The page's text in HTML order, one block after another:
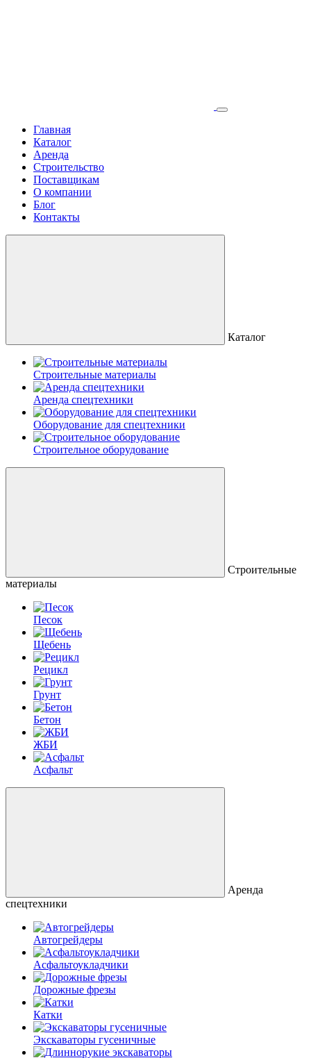
Главная
Каталог
Аренда
Строительство
Поставщикам
О компании
Блог
Контакты
Каталог
Строительные материалы
Аренда спецтехники
Оборудование для спецтехники
Строительное оборудование
Строительные
материалы
Песок
Щебень
Рецикл
Грунт
Бетон
ЖБИ
Асфальт
Аренда
спецтехники
Автогрейдеры
Асфальто­укладчики
Дорожные фрезы
Катки
Экскаваторы гусеничные